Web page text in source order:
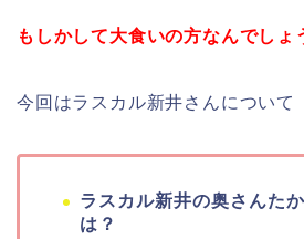
もしかして大食いの方なんでしょ
今回はラスカル新井さんについて
ラスカル新井の奥さんた
は？